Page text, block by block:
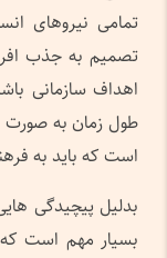
تمامی نیروهای
تصمیم به جذب
اهداف سازمانی
طول زمان به صورت
است که باید به
بدلیل پیچیدگی
بسیار مهم است